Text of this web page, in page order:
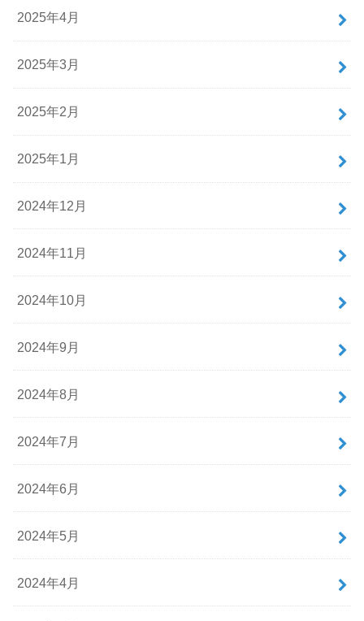
2025年4月
2025年3月
2025年2月
2025年1月
2024年12月
2024年11月
2024年10月
2024年9月
2024年8月
2024年7月
2024年6月
2024年5月
2024年4月